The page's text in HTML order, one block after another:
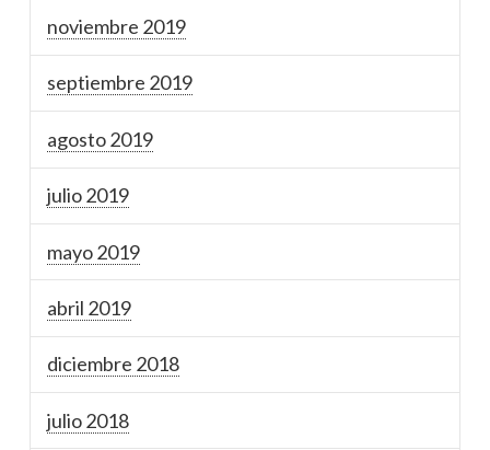
noviembre 2019
septiembre 2019
agosto 2019
julio 2019
mayo 2019
abril 2019
diciembre 2018
julio 2018